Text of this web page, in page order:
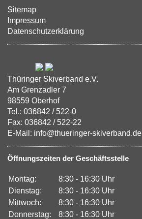
Sitemap
Impressum
Datenschutzerklärung
Thüringer Skiverband e.V.
Am Grenzadler 7
98559 Oberhof
Tel.: 036842 / 522-0
Fax: 036842 / 522-22
E-Mail: info@thueringer-skiverband.de
Öffnungszeiten der Geschäftsstelle
Montag:
8:30 - 16:30 Uhr
Dienstag:
8:30 - 16:30 Uhr
Mittwoch:
8:30 - 16:30 Uhr
Donnerstag:
8:30 - 16:30 Uhr